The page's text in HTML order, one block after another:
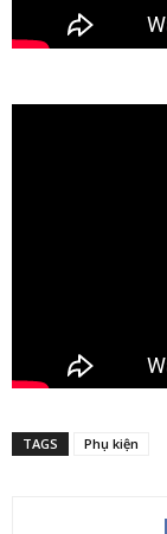
TAGS Phụ kiện